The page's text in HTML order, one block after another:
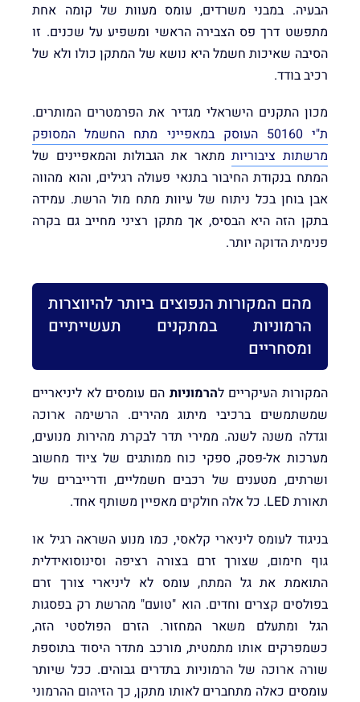
הבעיה. במבני משרדים, עומס מעוות של קומה אחת
מתפשט דרך פס הצבירה הראשי ומשפיע על שכנים. זו
הסיבה שאיכות חשמל היא נושא של המתקן כולו ולא של
רכיב בודד.
מכון התקנים הישראלי מגדיר את הפרמטרים המותרים.
ת"י 50160 העוסק במאפייני מתח החשמל המסופק
מרשתות ציבוריותמתאר את הגבולות והמאפיינים של
המתח בנקודת החיבור בתנאי פעולה רגילים, והוא מהווה
אבן בוחן בכל ניתוח של עיוות מתח מול הרשת. עמידה
בתקן הזה היא הבסיס, אך מתקן רציני מחייב גם בקרה
פנימית הדוקה יותר.
מהם המקורות הנפוצים ביותר להיווצרות
הרמוניות במתקנים תעשייתיים
ומסחריים
המקורות העיקריים להרמוניות הם עומסים לא ליניאריים
שמשתמשים ברכיבי מיתוג מהירים. הרשימה ארוכה
וגדלה משנה לשנה. ממירי תדר לבקרת מהירות מנועים,
מערכות אל-פסק, ספקי כוח ממותגים של ציוד מחשוב
ושרתים, מטענים של רכבים חשמליים, ודרייברים של
תאורת LED. כל אלה חולקים מאפיין משותף אחד.
בניגוד לעומס ליניארי קלאסי, כמו מנוע השראה רגיל או
גוף חימום, שצורך זרם בצורה רציפה וסינוסואידלית
התואמת את גל המתח, עומס לא ליניארי צורך זרם
בפולסים קצרים וחדים. הוא "טועם" מהרשת רק בפסגות
הגל ומתעלם משאר המחזור. הזרם הפולסטי הזה,
כשמפרקים אותו מתמטית, מורכב מתדר היסוד בתוספת
שורה ארוכה של הרמוניות בתדרים גבוהים. ככל שיותר
עומסים כאלה מתחברים לאותו מתקן, כך הזיהום ההרמוני